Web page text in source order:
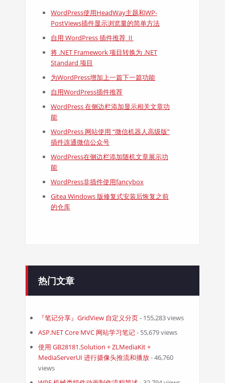
WordPress使用HeadWay主题和WP-
PostViews插件显示浏览量的简单方法
自用 WordPress 插件推荐 Ⅱ
将 .NET Framework 项目转换为 .NET
Standard 项目
为WordPress增加上一篇下一篇功能
自用WordPress插件推荐
WordPress 在侧边栏添加显示相关文章功
能
WordPress 网站使用 “微信机器人高级版”
插件连通微信公众号
WordPress在侧边栏添加随机文章展示功
能
WordPress非插件使用fancybox
Gitea Windows 版修复式安装后恢复之前
的仓库
热门文章
『笔记分享』GridView 自定义分页- 155,283 views
ASP.NET Core MVC 网站学习笔记- 55,679 views
使用 GB28181.Solution + ZLMediaKit +
MediaServerUI 进行摄像头推流和播放- 46,760
views